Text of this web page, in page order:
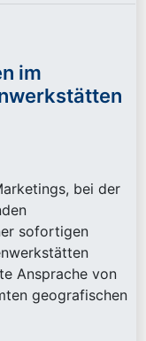
im
bei der
sofortigen
Ansprache von
geografischen